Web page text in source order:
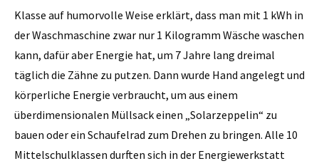
Klasse auf humorvolle Weise erklärt, dass man mit 1 kWh in
der Waschmaschine zwar nur 1 Kilogramm Wäsche waschen
kann, dafür aber Energie hat, um 7 Jahre lang dreimal
täglich die Zähne zu putzen. Dann wurde Hand angelegt und
körperliche Energie verbraucht, um aus einem
überdimensionalen Müllsack einen „Solarzeppelin“ zu
bauen oder ein Schaufelrad zum Drehen zu bringen. Alle 10
Mittelschulklassen durften sich in der Energiewerkstatt